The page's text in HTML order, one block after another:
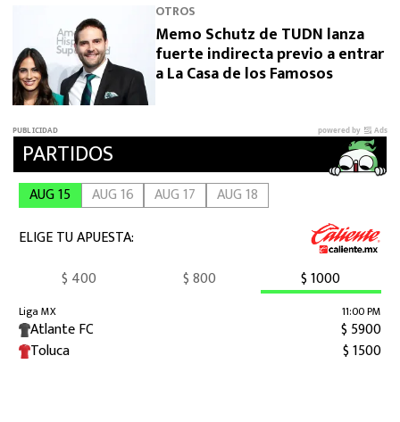
OTROS
Memo Schutz de TUDN lanza
fuerte indirecta previo a entrar
a La Casa de los Famosos